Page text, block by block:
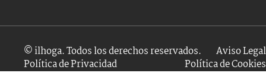
© ilhoga. Todos los derechos reservados.
Aviso Legal
Política de Privacidad
Política de Cookies